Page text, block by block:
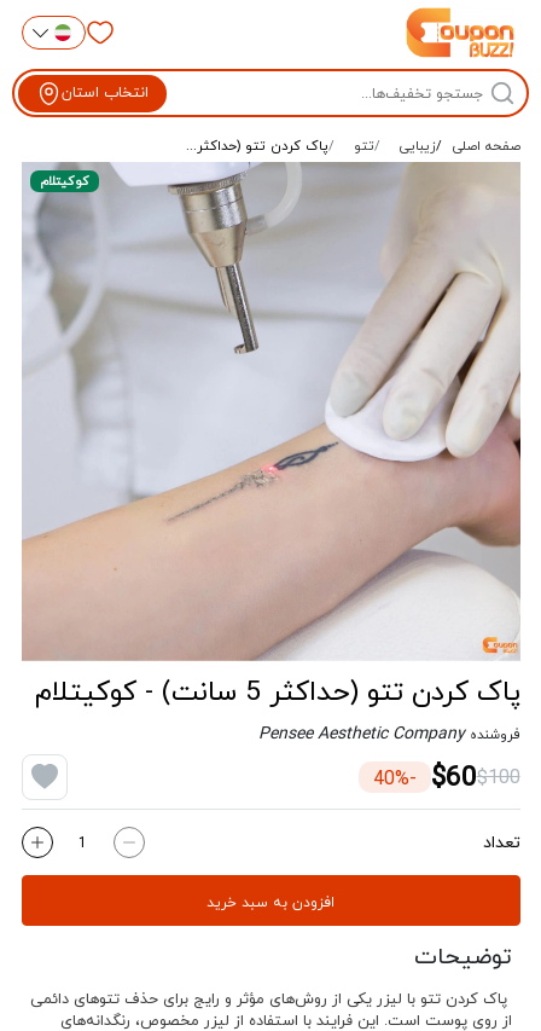
انتخاب استان
صفحه اصلی زیبایی تتو پاک کردن تتو (حداکثر...
کوکیتلام
پاک کردن تتو (حداکثر 5 سانت) - کوکیتلام
فروشنده Pensee Aesthetic Company
$100
$60
-40%
تعداد
افزودن به سبد خرید
توضیحات
پاک کردن تتو با لیزر یکی از روش‌های مؤثر و رایج برای حذف تتوهای دائمی
از روی پوست است. این فرایند با استفاده از لیزر مخصوص، رنگدانه‌های